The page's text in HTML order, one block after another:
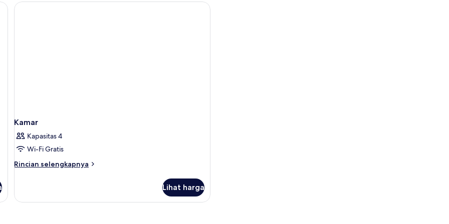
kerja, dan tirai kedap cahaya
Kamar
Kapasitas 4
Wi-Fi Gratis
Rincian selengkapnya
Rincian
Kamar
Lihat harga